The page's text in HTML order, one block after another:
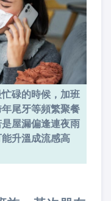
碌的時候，加班
尾牙等頻繁聚餐
屋漏偏逢連夜雨
升溫成流感高